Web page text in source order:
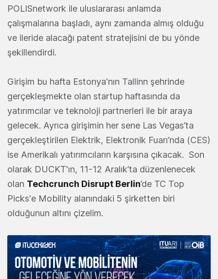
POLISnetwork ile uluslararası anlamda
çalışmalarına başladı, aynı zamanda almış olduğu
ve ileride alacağı patent stratejisini de bu yönde
şekillendirdi.
Girişim bu hafta Estonya'nın Tallinn şehrinde
gerçekleşmekte olan startup haftasında da
yatırımcılar ve teknoloji partnerleri ile bir araya
gelecek. Ayrıca girişimin her sene Las Vegas’ta
gerçekleştirilen Elektrik, Elektronik Fuarı’nda (CES)
ise Amerikalı yatırımcıların karşısına çıkacak. Son
olarak DUCKT'ın, 11-12 Aralık’ta düzenlenecek
olan Techcrunch Disrupt Berlin’de TC Top
Picks'e Mobility alanındaki 5 şirketten biri
olduğunun altını çizelim.